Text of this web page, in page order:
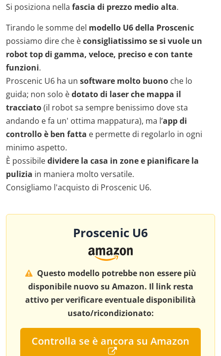
Si posiziona nella fascia di prezzo medio alta.
Tirando le somme del modello U6 della Proscenic
possiamo dire che èconsigliatissimo se si vuole un
robot top di gamma, veloce, preciso e con tante
funzioni.
Proscenic U6 ha un software molto buono che lo
guida; non solo èdotato di laser che mappa il
tracciato(il robot sa sempre benissimo dove sta
andando e fa un' ottima mappatura), ma l’app di
controllo è ben fatta e permette di regolarlo in ogni
minimo aspetto.
È possibiledividere la casa in zone e pianificare la
pulizia in maniera molto versatile.
Consigliamo l'acquisto di Proscenic U6.
Proscenic U6
Questo modello potrebbe non essere più
disponibile nuovo su Amazon. Il link resta
attivo per verificare eventuale disponibilità
usato/ricondizionato:
Controlla se è ancora su Amazon